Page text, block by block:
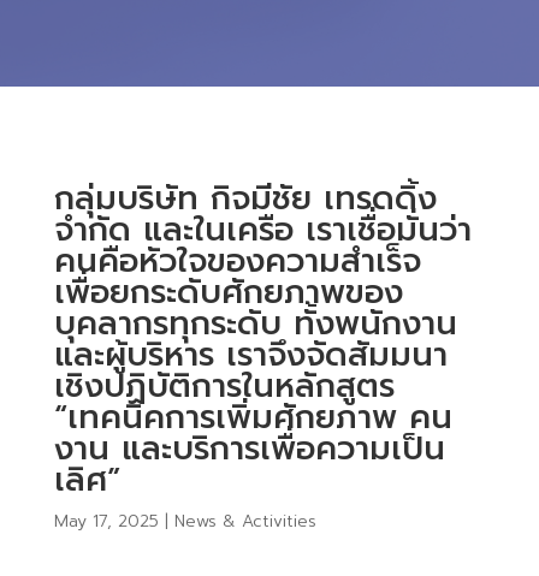
กลุ่มบริษัท กิจมีชัย เทรดดิ้ง
จำกัด และในเครือ เราเชื่อมั่นว่า
คนคือหัวใจของความสำเร็จ
เพื่อยกระดับศักยภาพของ
บุคลากรทุกระดับ ทั้งพนักงาน
และผู้บริหาร เราจึงจัดสัมมนา
เชิงปฏิบัติการในหลักสูตร
“เทคนิคการเพิ่มศักยภาพ คน
งาน และบริการเพื่อความเป็น
เลิศ”
May 17, 2025 | News & Activities